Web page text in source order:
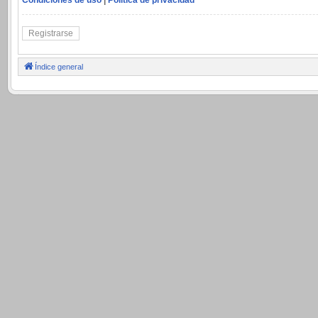
Registrarse
Índice general
.